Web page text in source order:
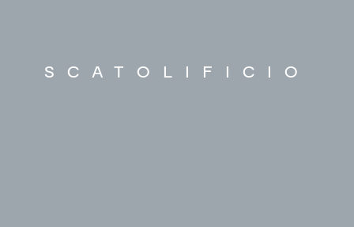
SCATOLIFICIO